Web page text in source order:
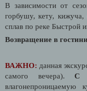
В зависимости от
горбушу, кету, кижуча,
сплав по реке Быстрой
Возвращение в
ВАЖНО: данная
самого вечера). С